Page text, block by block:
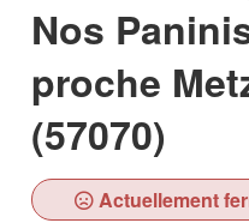
Nos
proche
(57070)
Actuellement